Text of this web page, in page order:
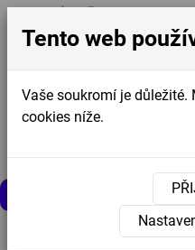
»
Tento web
Vaše soukromí je
cookies níže.